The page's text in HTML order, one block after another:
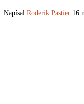
Napísal Roderik Pastier 16